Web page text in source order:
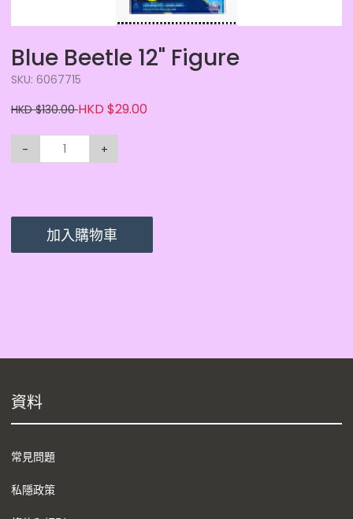
Blue Beetle 12" Figure
SKU: 6067715
HKD $130.00HKD $29.00
- +
加入購物車
資料
常見問題
私隱政策